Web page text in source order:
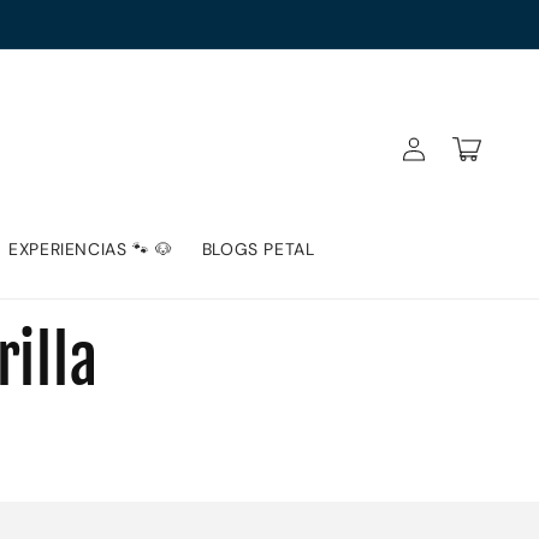
EXPERIENCIAS 🐾 🐶 BLOGS PETAL
sesión
Carrito